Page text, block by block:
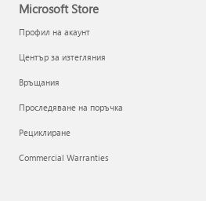
Microsoft Store
Профил на акаунт
Център за изтегляния
Връщания
Проследяване на поръчка
Рециклиране
Commercial Warranties